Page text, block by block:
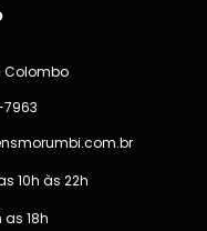
Colombo
7963
10h às 22h
18h